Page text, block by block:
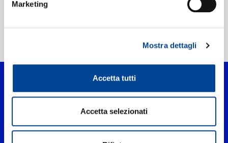
Marketing
Mostra dettagli
Accetta tutti
Accetta selezionati
Stupido